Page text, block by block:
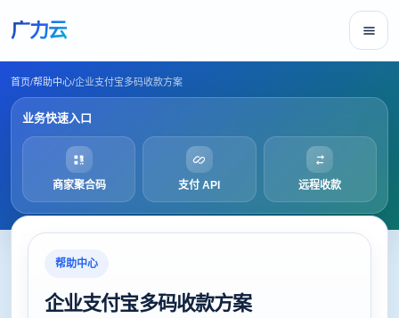
广力云
首页/帮助中心/企业支付宝多码收款方案
业务快速入口
商家聚合码 支付 API 远程收款
帮助中心
企业支付宝多码收款方案